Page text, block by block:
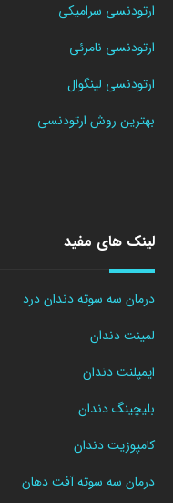
ارتودنسی سرامیکی
ارتودنسی نامرئی
ارتودنسی لینگوال
بهترین روش ارتودنسی
لینک های مفید
درمان سه سوته دندان درد
لمینت دندان
ایمپلنت دندان
بلیچینگ دندان
کامپوزیت دندان
درمان سه سوته آفت دهان